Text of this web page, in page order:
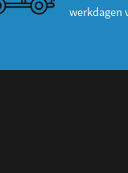
werkdagen